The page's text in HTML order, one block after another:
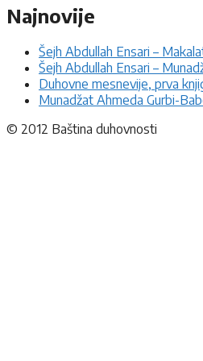
Najnovije
Šejh Abdullah Ensari –
Šejh Abdullah Ensari –
Duhovne mesnevije, prva
Munadžat Ahmeda Gurbi-
© 2012 Baština duhovnosti